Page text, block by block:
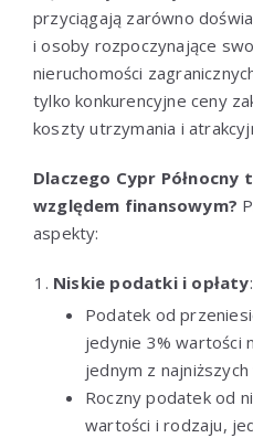
przyciągają zarówno
i osoby rozpoczynające
nieruchomości
tylko konkurencyjne ceny
koszty utrzymania i
Dlaczego Cypr
względem finansowym?
aspekty:
Niskie podatki i opłaty:
Podatek od
jedynie 3% wartości
jednym z
Roczny podatek od
wartości i rodzaju,